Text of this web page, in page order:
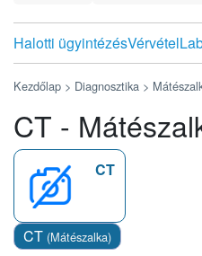
Halotti ügyintézésVérvétel
Kezdőlap > Diagnosztika >
CT -
CT
CT (Mátészalka)